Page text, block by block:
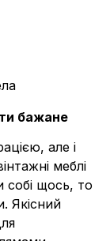
бажане
але і
меблі
собі щось, то
Якісний